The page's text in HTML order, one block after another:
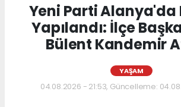
Yeni Parti Alanya'da
Yapılandı: İlçe
Bülent Kandemir
YAŞAM
04.08.2026 - 21:53, Güncelleme: